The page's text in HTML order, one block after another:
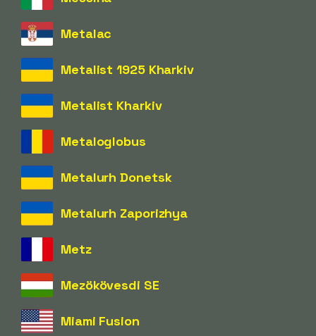
Metalac
Metalist 1925 Kharkiv
Metalist Kharkiv
Metaloglobus
Metalurh Donetsk
Metalurh Zaporizhya
Metz
Mezökövesdi SE
Miami Fusion